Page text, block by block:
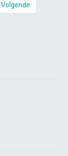
Volgende